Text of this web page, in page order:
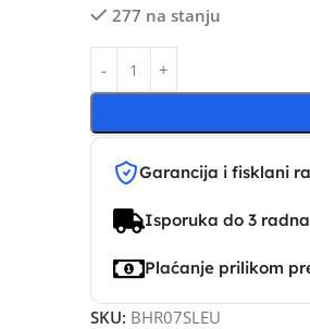
277 na stanju
Garancija i fisklani
Isporuka do 3
Plaćanje prilikom
SKU: BHR07SLEU